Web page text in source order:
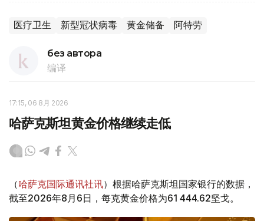
医疗卫生 新型冠状病毒 黄金储备 阿特劳
без автора
编译
17:15, 06 8月 2026
哈萨克斯坦黄金价格继续走低
（哈萨克国际通讯社讯）根据哈萨克斯坦国家银行的数据，
截至2026年8月6日，每克黄金价格为61 444.62坚戈。